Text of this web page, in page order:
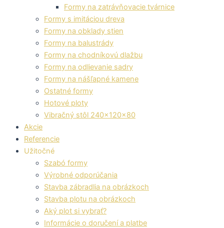
Formy na zatrávňovacie tvárnice
Formy s imitáciou dreva
Formy na obklady stien
Formy na balustrády
Formy na chodníkovú dlažbu
Formy na odlievanie sadry
Formy na nášľapné kamene
Ostatné formy
Hotové ploty
Vibračný stôl 240x120x80
Akcie
Referencie
Užitočné
Szabó formy
Výrobné odporúčania
Stavba zábradlia na obrázkoch
Stavba plotu na obrázkoch
Aký plot si vybrať?
Informácie o doručení a platbe